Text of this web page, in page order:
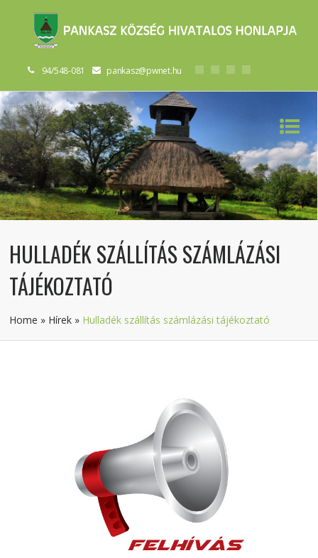
94/548-081 pankasz@pwnet.hu
HULLADÉK SZÁLLÍTÁS SZÁMLÁZÁSI
TÁJÉKOZTATÓ
Home » Hírek » Hulladék szállítás számlázási tájékoztató